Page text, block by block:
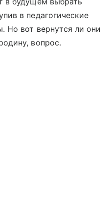
в педагогические
Но вот вернутся ли они
вопрос.